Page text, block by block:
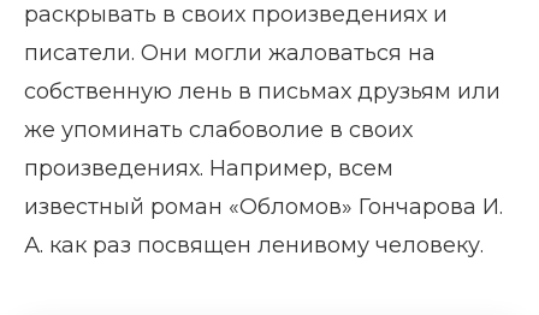
раскрывать в своих произведениях и
писатели. Они могли жаловаться на
собственную лень в письмах друзьям или
же упоминать слабоволие в своих
произведениях. Например, всем
известный роман «Обломов» Гончарова И.
А. как раз посвящен ленивому человеку.